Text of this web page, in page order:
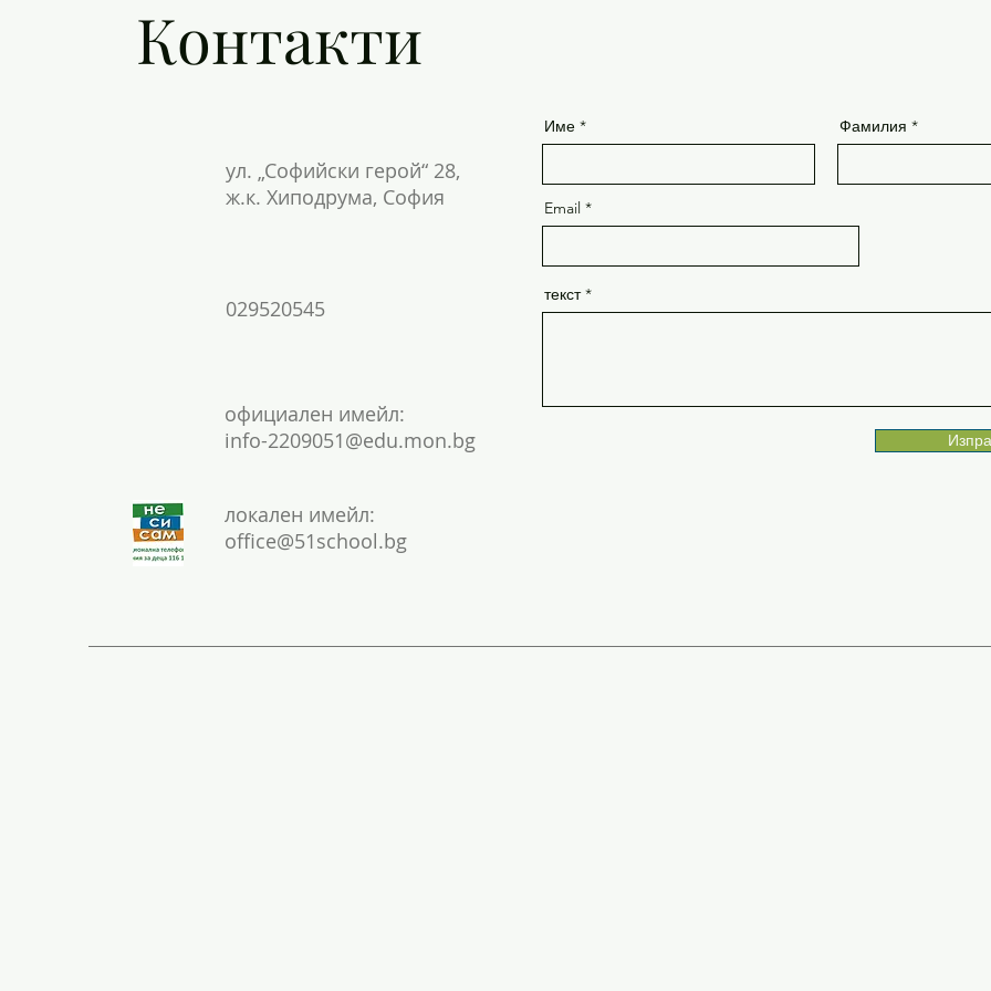
Контакти
ул. „Софийски герой“ 28,
ж.к. Хиподрума, София
029520545
официален имейл:
info-2209051@edu.mon.bg
локален имейл:
office@51school.bg
Име Фамилия
Email
текст